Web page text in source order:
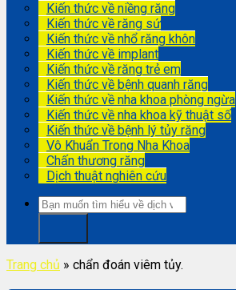
Kiến thức về niềng răng
Kiến thức về răng sứ
Kiến thức về nhổ răng khôn
Kiến thức về implant
Kiến thức về răng trẻ em
Kiến thức về bệnh quanh răng
Kiến thức về nha khoa phòng ngừa
Kiến thức về nha khoa kỹ thuật số
Kiến thức về bệnh lý tủy răng
Vô Khuẩn Trong Nha Khoa
Chấn thương răng
Dịch thuật nghiên cứu
Trang chủ » chẩn đoán viêm tủy.